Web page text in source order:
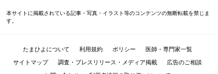
本サイトに掲載されている記事・写真・イラスト等のコンテンツの無断転載を禁じま
す。
たまひよについて 利用規約 ポリシー
医師・専門家一覧
サイトマップ
調査・プレスリリース・メディア掲載
広告のご相談